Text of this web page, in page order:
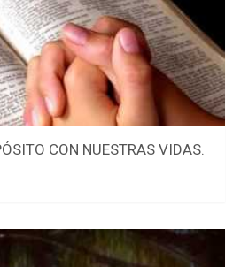
CON NUESTRAS VIDAS.